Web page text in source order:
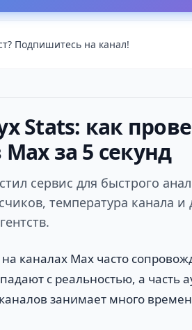
Подпишитесь на канал!
Stats: как
за 5 секунд
сервис для быстрого
температура канала и
каналах Max часто
с реальностью, а часть
занимает много